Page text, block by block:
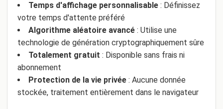
Temps d'affichage personnalisable : Définissez
votre temps d'attente préféré
Algorithme aléatoire avancé : Utilise une
technologie de génération cryptographiquement sûre
Totalement gratuit : Disponible sans frais ni
abonnement
Protection de la vie privée : Aucune donnée
stockée, traitement entièrement dans le navigateur